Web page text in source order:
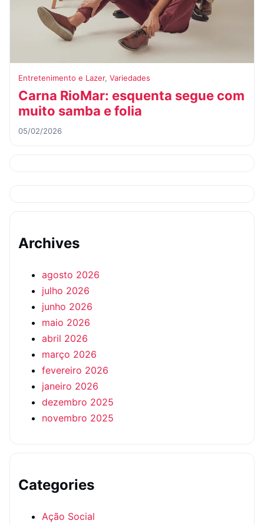
Entretenimento e Lazer, Variedades
Carna RioMar: esquenta segue com
muito samba e folia
05/02/2026
Archives
agosto 2026
julho 2026
junho 2026
maio 2026
abril 2026
março 2026
fevereiro 2026
janeiro 2026
dezembro 2025
novembro 2025
Categories
Ação Social